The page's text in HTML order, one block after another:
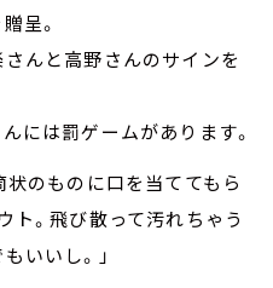
呈。
んと高野さんのサインを
には罰ゲームがあります。
状のものに口を当ててもら
ト。飛び散って汚れちゃう
いいし。」